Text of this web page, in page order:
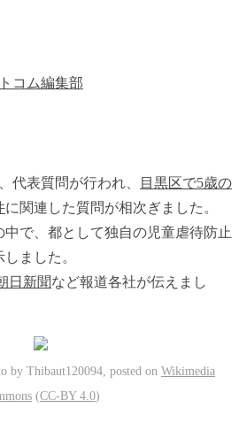
コム編集部
代表質問が行われ、
目黒区で5歳の
に関連した質問が相次ぎました。
で、都として独自の児童虐待防止
ました。
日新聞など報道各社が伝えまし
by Thibaut120094, posted on Wikimedia
(CC-BY 4.0)